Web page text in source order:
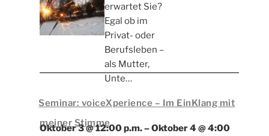
erwartet Sie?
Egal ob im
Privat- oder
Berufsleben –
als Mutter,
Unte…
Seminar: voiceXperience – Im EinKlang mit
meiner Stimme
Oktober 3 @ 12:00 p.m.–Oktober 4 @ 4:00